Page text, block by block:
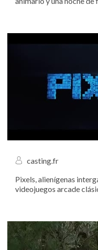
un antiguo ligue de
casting.fr
Pixels, alienígenas
videojuegos arcade
atacar la Tierra